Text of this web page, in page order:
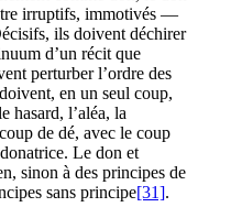
irruptifs, immotivés —
ils doivent déchirer
d’un récit que
perturber l’ordre des
en un seul coup,
hasard, l’aléa, la
de dé, avec le coup
Le don et
sinon à des principes de
sans principe[31].